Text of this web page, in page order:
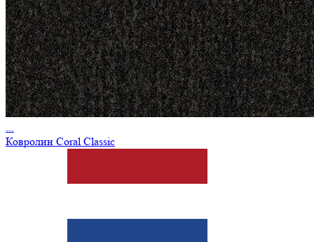
...
Ковролин Coral Classic